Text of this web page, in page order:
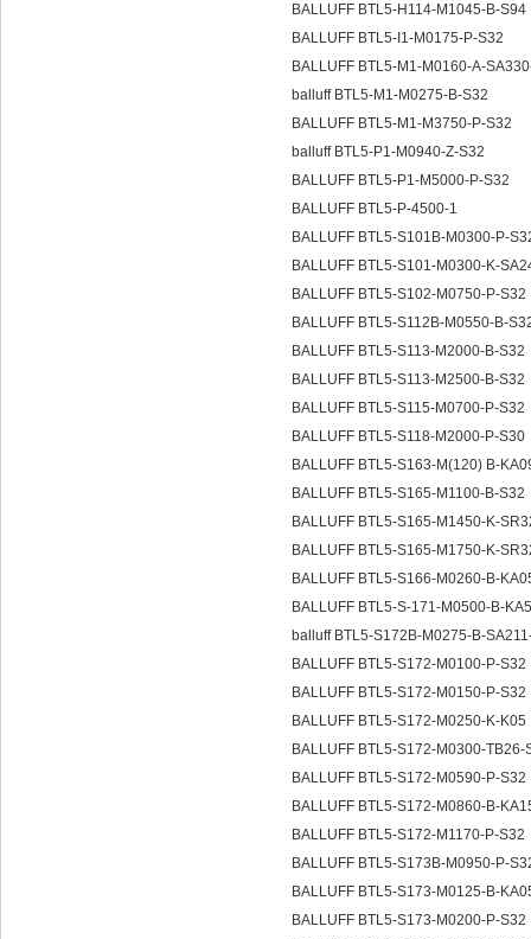
BALLUFF BTL5-H114-M1045-B-S94
BALLUFF BTL5-I1-M0175-P-S32
BALLUFF BTL5-M1-M0160-A-
balluff BTL5-M1-M0275-B-S32
BALLUFF BTL5-M1-M3750-P-S32
balluff BTL5-P1-M0940-Z-S32
BALLUFF BTL5-P1-M5000-P-S32
BALLUFF BTL5-P-4500-1
BALLUFF BTL5-S101B-M0300-P-
BALLUFF BTL5-S101-M0300-K-
BALLUFF BTL5-S102-M0750-P-S32
BALLUFF BTL5-S112B-M0550-B-
BALLUFF BTL5-S113-M2000-B-S32
BALLUFF BTL5-S113-M2500-B-S32
BALLUFF BTL5-S115-M0700-P-S32
BALLUFF BTL5-S118-M2000-P-S30
BALLUFF BTL5-S163-M(120) B-
BALLUFF BTL5-S165-M1100-B-S32
BALLUFF BTL5-S165-M1450-K-
BALLUFF BTL5-S165-M1750-K-
BALLUFF BTL5-S166-M0260-B-
BALLUFF BTL5-S-171-M0500-B-
balluff BTL5-S172B-M0275-B-
BALLUFF BTL5-S172-M0100-P-S32
BALLUFF BTL5-S172-M0150-P-S32
BALLUFF BTL5-S172-M0250-K-K05
BALLUFF BTL5-S172-M0300-
BALLUFF BTL5-S172-M0590-P-S32
BALLUFF BTL5-S172-M0860-B-
BALLUFF BTL5-S172-M1170-P-S32
BALLUFF BTL5-S173B-M0950-P-
BALLUFF BTL5-S173-M0125-B-
BALLUFF BTL5-S173-M0200-P-S32